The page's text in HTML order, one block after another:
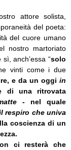
attore solista,
del poeta:
del cuore umano
nostro martoriato
anch’essa “solo
vinti come i due
e da un oggi in
di una ritrovata
- nel quale
respiro che univa
coscienza di un
ci resterà che